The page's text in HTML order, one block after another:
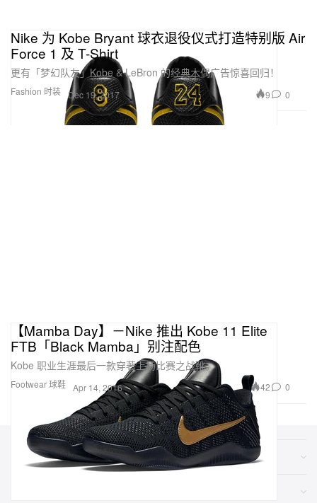
Fashion 时装
Nike 为 Kobe Bryant 球衣退役仪式打造特别版 Air
Force 1 及 T-Shirt
更有「梦幻队友」Kobe & LeBron 的经典木偶广告惊喜回归！
Dec 19, 2017 9 0
Footwear 球鞋
【Mamba Day】－Nike 推出 Kobe 11 Elite
FTB「Black Mamba」别注配色
Kobe 职业生涯最后一款穿著上场比赛之战靴。
Apr 14, 2016 42 0